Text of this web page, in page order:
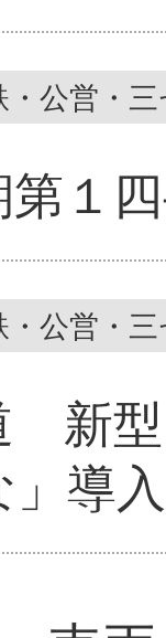
・公営・
第１
・公営・
新
導入